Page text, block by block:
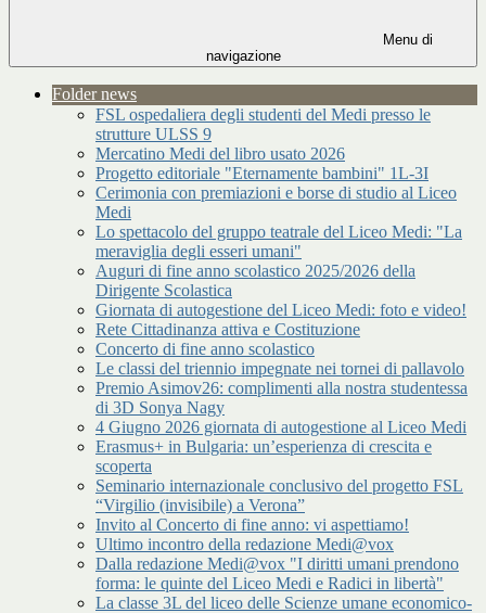
Menu di
navigazione
Folder news
FSL ospedaliera degli studenti del Medi presso le
strutture ULSS 9
Mercatino Medi del libro usato 2026
Progetto editoriale "Eternamente bambini" 1L-3I
Cerimonia con premiazioni e borse di studio al Liceo
Medi
Lo spettacolo del gruppo teatrale del Liceo Medi: "La
meraviglia degli esseri umani"
Auguri di fine anno scolastico 2025/2026 della
Dirigente Scolastica
Giornata di autogestione del Liceo Medi: foto e video!
Rete Cittadinanza attiva e Costituzione
Concerto di fine anno scolastico
Le classi del triennio impegnate nei tornei di pallavolo
Premio Asimov26: complimenti alla nostra studentessa
di 3D Sonya Nagy
4 Giugno 2026 giornata di autogestione al Liceo Medi
Erasmus+ in Bulgaria: un’esperienza di crescita e
scoperta
Seminario internazionale conclusivo del progetto FSL
“Virgilio (invisibile) a Verona”
Invito al Concerto di fine anno: vi aspettiamo!
Ultimo incontro della redazione Medi@vox
Dalla redazione Medi@vox "I diritti umani prendono
forma: le quinte del Liceo Medi e Radici in libertà"
La classe 3L del liceo delle Scienze umane economico-